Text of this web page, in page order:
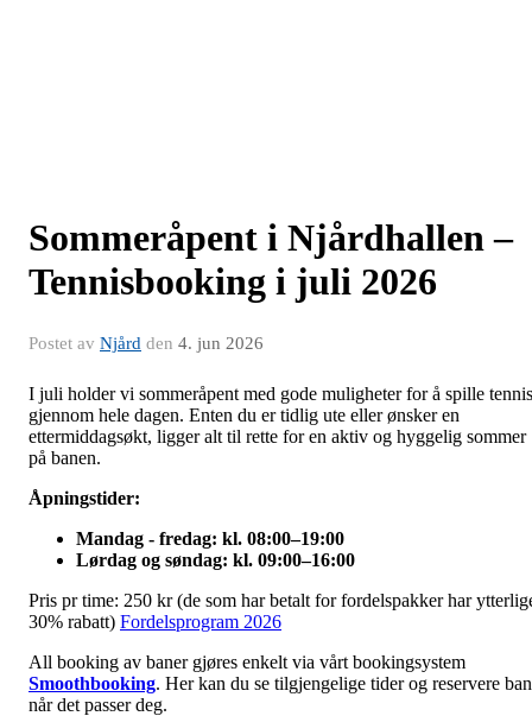
Sommeråpent i Njårdhallen –
Tennisbooking i juli 2026
Postet av Njård den 4. jun 2026
I juli holder vi sommeråpent med gode muligheter for å spille tennis
gjennom hele dagen. Enten du er tidlig ute eller ønsker en
ettermiddagsøkt, ligger alt til rette for en aktiv og hyggelig sommer
på banen.
Åpningstider:
Mandag - fredag: kl. 08:00–19:00
Lørdag og søndag: kl. 09:00–16:00
Pris pr time: 250 kr (de som har betalt for fordelspakker har
30% rabatt) Fordelsprogram 2026
All booking av baner gjøres enkelt via vårt bookingsystem
Smoothbooking. Her kan du se tilgjengelige tider og reservere
når det passer deg.